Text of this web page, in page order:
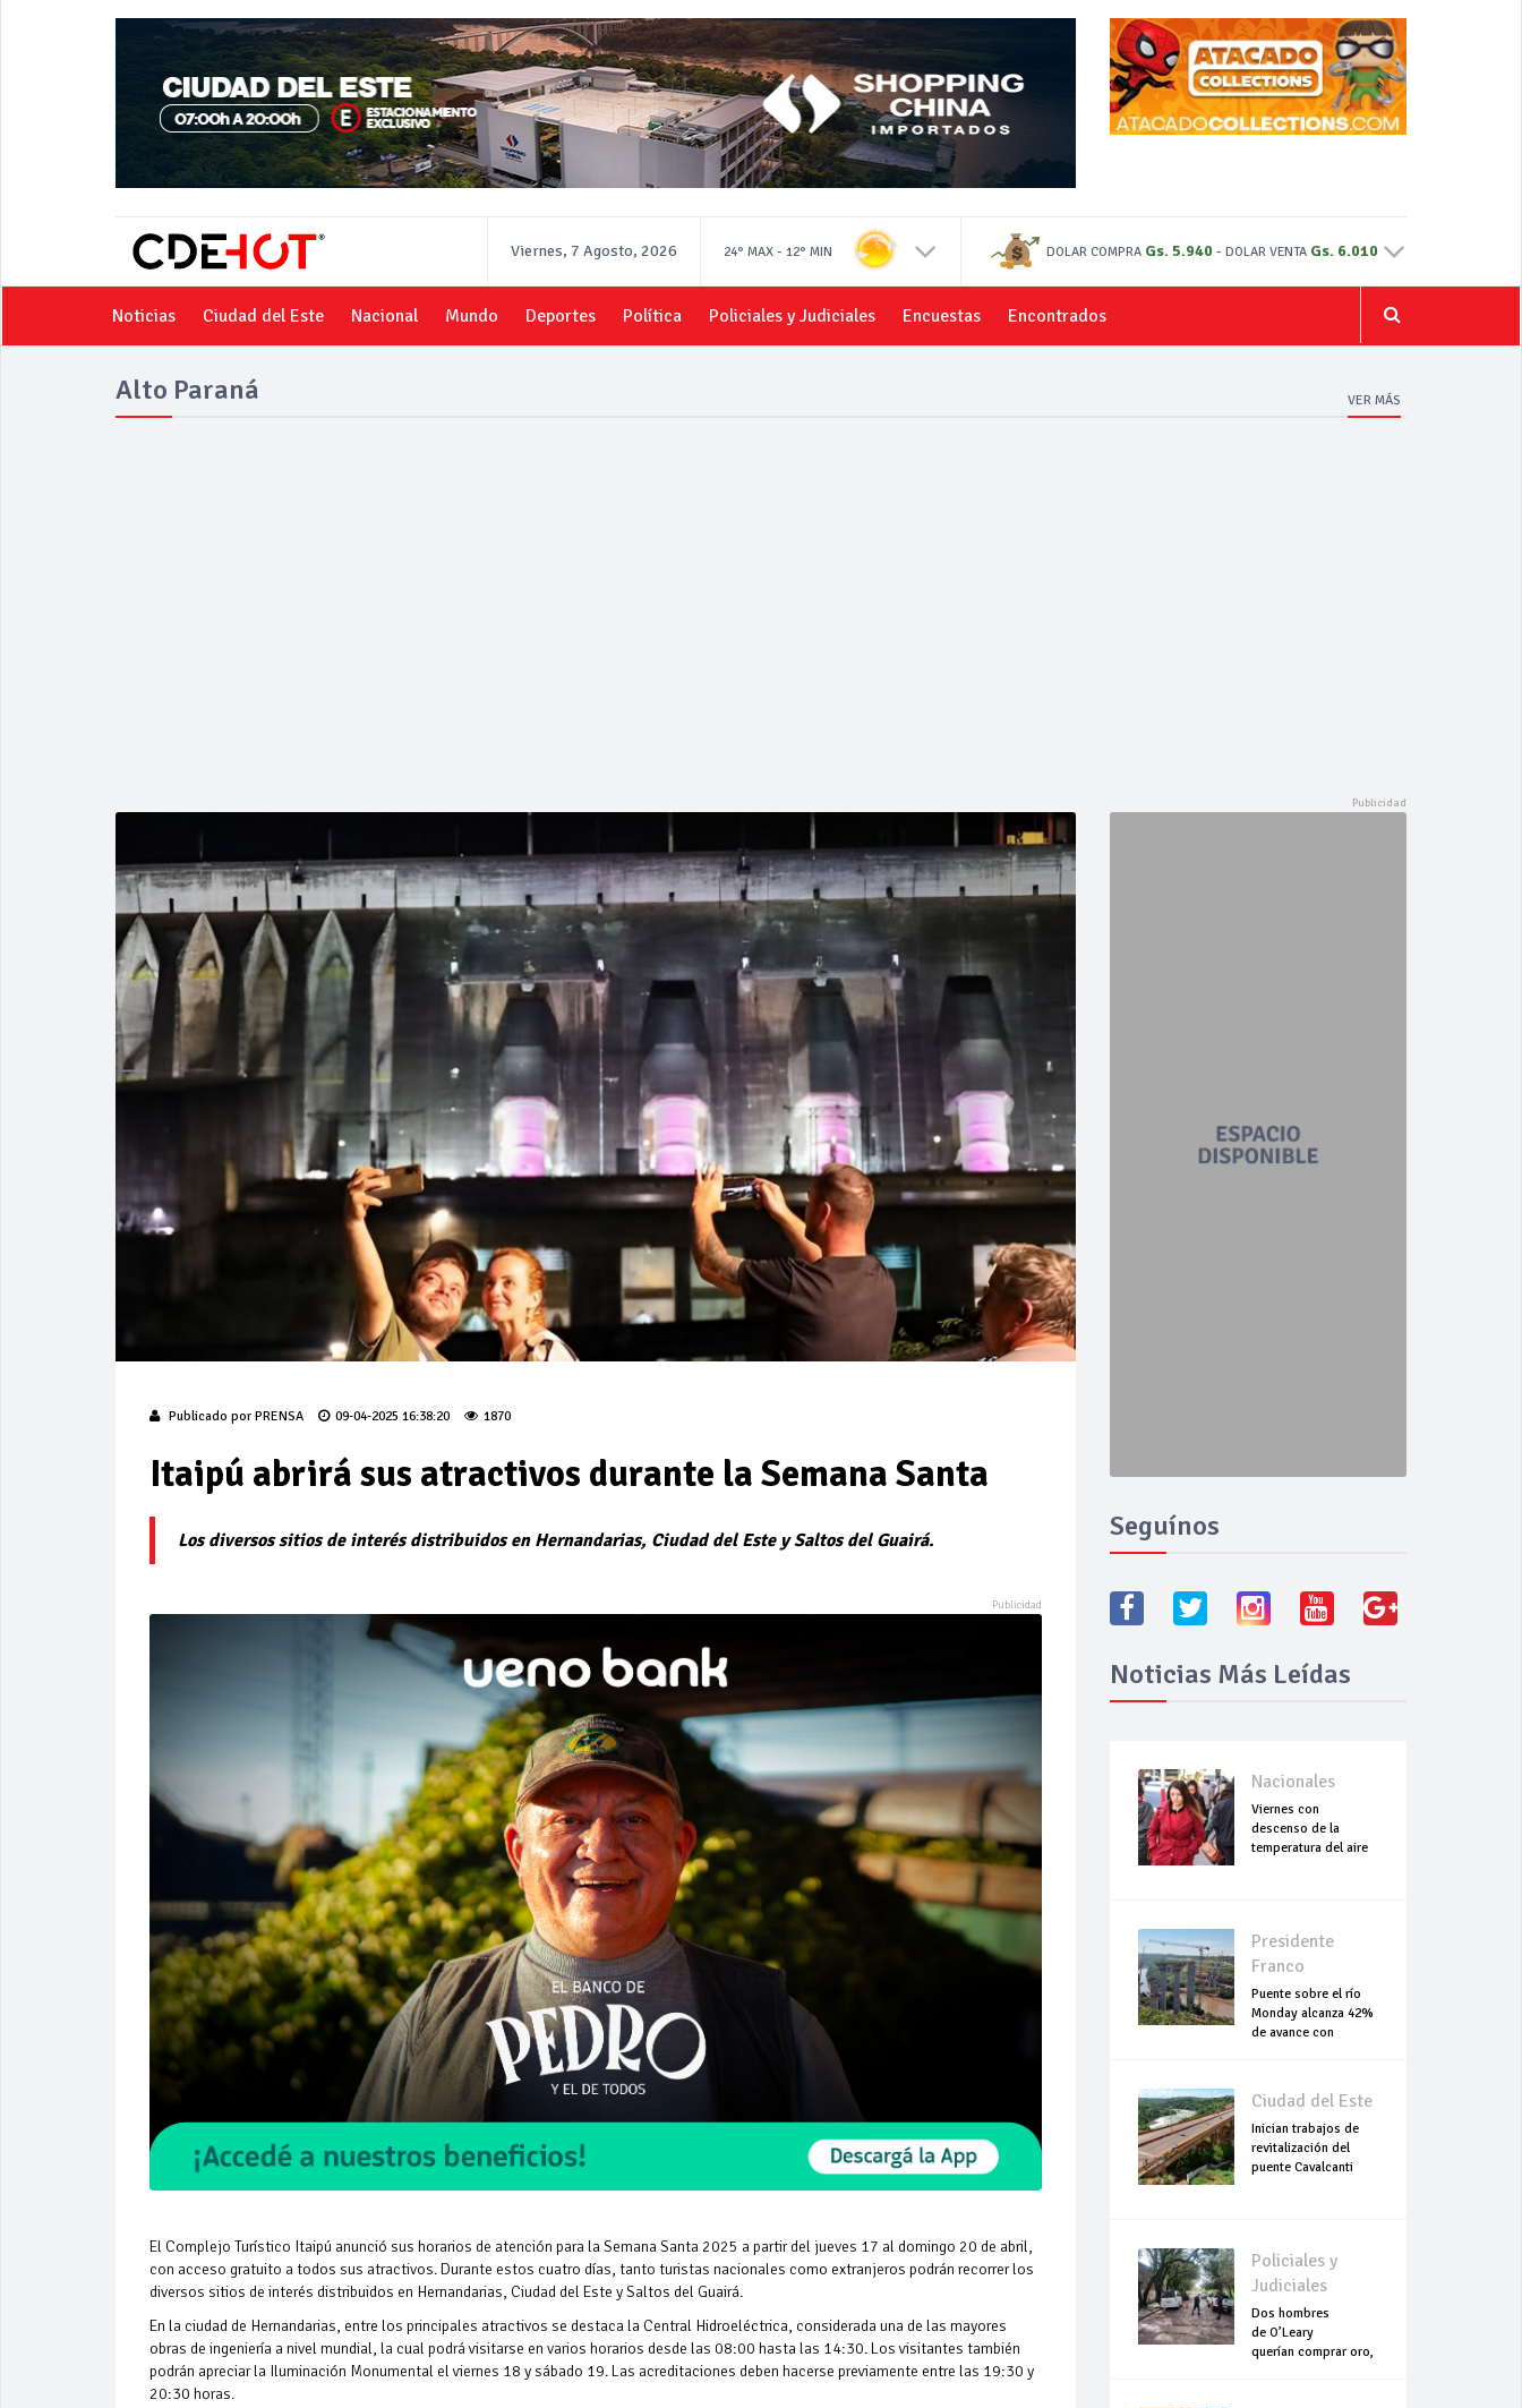
Viernes, 7 Agosto, 2026 24° MAX - 12° MIN DOLAR COMPRA Gs. 5.940 - DOLAR VENTA Gs. 6.010
Noticias Ciudad del Este Nacional Mundo Deportes Política Policiales y Judiciales Encuestas Encontrados
Alto Paraná VER MÁS
Publicado por PRENSA 09-04-2025 16:38:20 1870
Itaipú abrirá sus atractivos durante la Semana Santa
Los diversos sitios de interés distribuidos en Hernandarias, Ciudad del Este y Saltos del Guairá.
El Complejo Turístico Itaipú anunció sus horarios de atención para la Semana Santa 2025 a partir del jueves 17 al domingo 20 de abril,
con acceso gratuito a todos sus atractivos. Durante estos cuatro días, tanto turistas nacionales como extranjeros podrán recorrer los
diversos sitios de interés distribuidos en Hernandarias, Ciudad del Este y Saltos del Guairá.
En la ciudad de Hernandarias, entre los principales atractivos se destaca la Central Hidroeléctrica, considerada una de las mayores
obras de ingeniería a nivel mundial, la cual podrá visitarse en varios horarios desde las 08:00 hasta las 14:30. Los visitantes también
podrán apreciar la Iluminación Monumental el viernes 18 y sábado 19. Las acreditaciones deben hacerse previamente entre las 19:30 y
20:30 horas.
Seguínos
Noticias Más Leídas
Nacionales
Viernes con
descenso de la
temperatura del aire
Presidente
Franco
Puente sobre el río
Monday alcanza 42%
de avance con
Ciudad del Este
Inician trabajos de
revitalización del
puente Cavalcanti
Policiales y
Judiciales
Dos hombres
de O’Leary
querían comprar oro,